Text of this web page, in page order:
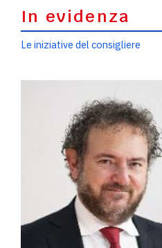
In evidenza
Le iniziative del consigliere